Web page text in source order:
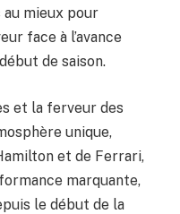
mieux pour
face à l’avance
de saison.
et la ferveur des
unique,
et de Ferrari,
marquante,
le début de la